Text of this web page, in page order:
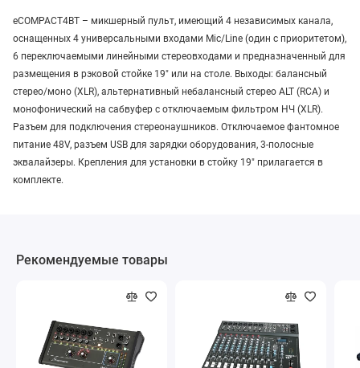
eCOMPACT4BT – микшерный пульт, имеющий 4 независимых канала,
оснащенных 4 универсальными входами Mic/Line (один с приоритетом),
6 переключаемыми линейными стереовходами и предназначенный для
размещения в рэковой стойке 19" или на столе. Выходы: балансный
стерео/моно (XLR), альтернативный небалансный стерео ALT (RCA) и
монофонический на сабвуфер с отключаемым фильтром НЧ (XLR).
Разъем для подключения стереонаушников. Отключаемое фантомное
питание 48V, разъем USB для зарядки оборудования, 3-полосные
эквалайзеры. Крепления для установки в стойку 19" прилагается в
комплекте.
Рекомендуемые товары